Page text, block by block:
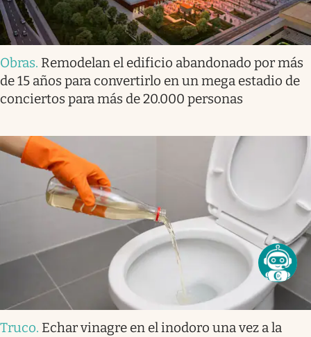
Obras. Remodelan el edificio abandonado por más
de 15 años para convertirlo en un mega estadio de
conciertos para más de 20.000 personas
Truco. Echar vinagre en el inodoro una vez a la